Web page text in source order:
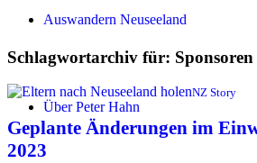
Auswandern Neuseeland
Über Peter Hahn
Schlagwortarchiv für: Sponsoren
NZ Story
Geplante Änderungen im
2023